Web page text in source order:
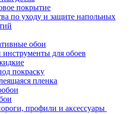
покрытие
по уходу и защите напольных
обои
для обоев
покраску
пленка
профили и аксессуары